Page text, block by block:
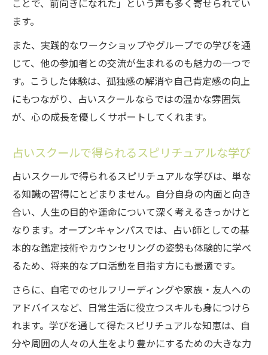
ことで、前向きになれた」という声も多く寄せられてい
ます。
また、実践的なワークショップやグループでの学びを通
じて、他の参加者との交流が生まれるのも魅力の一つで
す。こうした体験は、孤独感の解消や自己肯定感の向上
にもつながり、占いスクールならではの温かな雰囲気
が、心の成長を優しくサポートしてくれます。
占いスクールで得られるスピリチュアルな学び
占いスクールで得られるスピリチュアルな学びは、単な
る知識の習得にとどまりません。自分自身の内面と向き
合い、人生の目的や運命について深く考えるきっかけと
なります。オープンキャンパスでは、占い師としての基
本的な鑑定技術やカウンセリングの姿勢も体験的に学べ
るため、将来的なプロ活動を目指す方にも最適です。
さらに、自宅でのセルフリーディングや家族・友人への
アドバイスなど、日常生活に役立つスキルも身につけら
れます。学びを通して得たスピリチュアルな知恵は、自
分や周囲の人々の人生をより豊かにするための大きな力